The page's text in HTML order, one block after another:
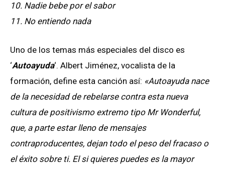
10. Nadie bebe por el sabor
11. No entiendo nada
Uno de los temas más especiales del disco es
‘Autoayuda‘. Albert Jiménez, vocalista de la
formación, define esta canción así: «Autoayuda nace
de la necesidad de rebelarse contra esta nueva
cultura de positivismo extremo tipo Mr Wonderful,
que, a parte estar lleno de mensajes
contraproducentes, dejan todo el peso del fracaso o
el éxito sobre ti. El si quieres puedes es la mayor